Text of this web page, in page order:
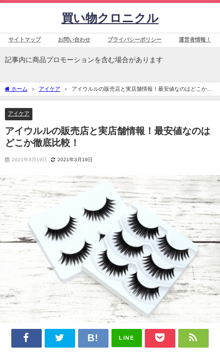
買い物クロニクル
サイトマップ お問い合わせ プライバシーポリシー 運営者情報！
記事内に商品プロモーションを含む場合があります
ホーム アイケア
アイウルルの販売店と実店舗情報！最安値なのはどこか徹
底比較！
アイケア
アイウルルの販売店と実店舗情報！最安値なのは
どこか徹底比較！
2021年3月19日 2021年3月19日
LINE